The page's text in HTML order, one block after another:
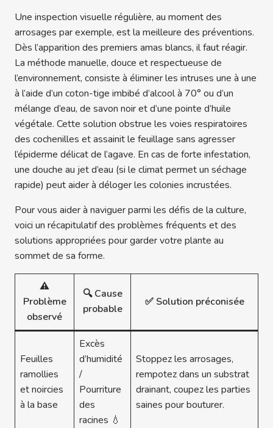
Une inspection visuelle régulière, au moment des
arrosages par exemple, est la meilleure des préventions.
Dès l’apparition des premiers amas blancs, il faut réagir.
La méthode manuelle, douce et respectueuse de
l’environnement, consiste à éliminer les intruses une à une
à l’aide d’un coton-tige imbibé d’alcool à 70° ou d’un
mélange d’eau, de savon noir et d’une pointe d’huile
végétale. Cette solution obstrue les voies respiratoires
des cochenilles et assainit le feuillage sans agresser
l’épiderme délicat de l’agave. En cas de forte infestation,
une douche au jet d’eau (si le climat permet un séchage
rapide) peut aider à déloger les colonies incrustées.
Pour vous aider à naviguer parmi les défis de la culture,
voici un récapitulatif des problèmes fréquents et des
solutions appropriées pour garder votre plante au
sommet de sa forme.
⚠️
Problème
observé
🔍 Cause
probable
✅ Solution préconisée
Feuilles
ramollies
et noircies
à la base
Excès
d’humidité
/
Pourriture
des
racines 💧
Stoppez les arrosages,
rempotez dans un substrat
drainant, coupez les parties
saines pour bouturer.